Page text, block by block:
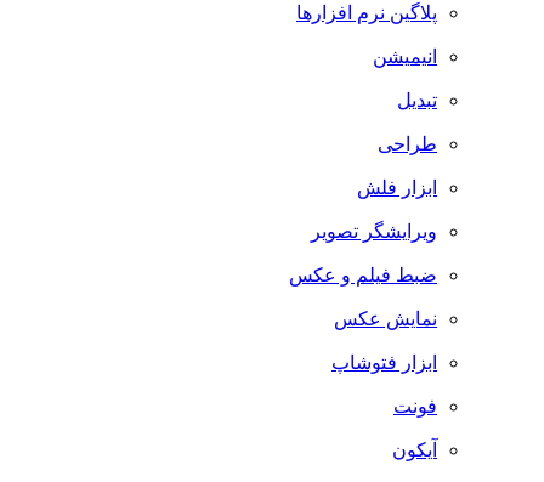
پلاگین نرم افزارها
انیمیشن
تبدیل
طراحی
ابزار فلش
ویرایشگر تصویر
ضبط فيلم و عكس
نمایش عکس
ابزار فتوشاپ
فونت
آیکون